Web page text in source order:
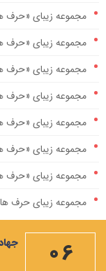
مجموعه زیبای «حرف
مجموعه زیبای «حرف
مجموعه زیبای «حرف
مجموعه زیبای «حرف
مجموعه زیبای «حرف
مجموعه زیبای «حرف
مجموعه زیبای «حرف
مجموعه زیبای حرف
مهمترین صله ارحام،
ویژه نامه ماه مبارک
06